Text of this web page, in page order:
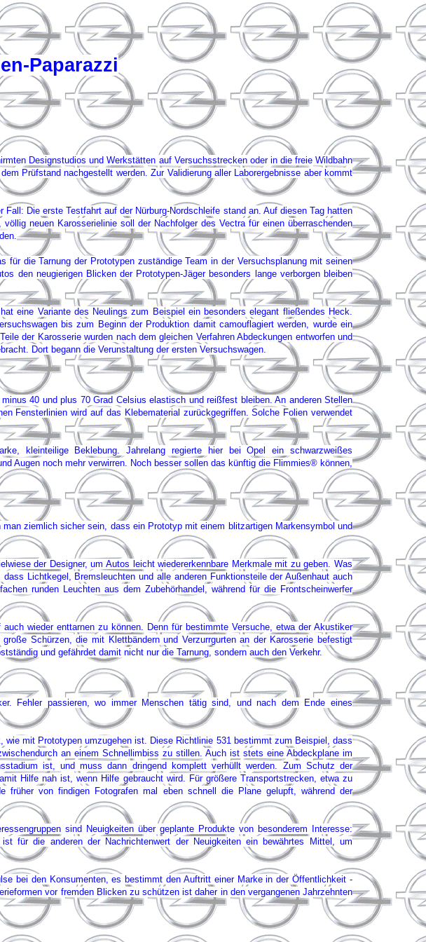
Paparazzi
Designstudios und Werkstätten auf Versuchsstrecken oder in die freie Wildbahn
Prüfstand nachgestellt werden. Zur Validierung aller Laborergebnisse aber kommt
Die erste Testfahrt auf der Nürburg-Nordschleife stand an. Auf diesen Tag hatten
neuen Karosserielinie soll der Nachfolger des Vectra für einen überraschenden
die Tarnung der Prototypen zuständige Team in der Versuchsplanung mit seinen
den neugierigen Blicken der Prototypen-Jäger besonders lange verborgen bleiben
eine Variante des Neulings zum Beispiel ein besonders elegant fließendes Heck.
bis zum Beginn der Produktion damit camouflagiert werden, wurde ein
der Karosserie wurden nach dem gleichen Verfahren Abdeckungen entworfen und
Dort begann die Verunstaltung der ersten Versuchswagen.
40 und plus 70 Grad Celsius elastisch und reißfest bleiben. An anderen Stellen
Fensterlinien wird auf das Klebematerial zurückgegriffen. Solche Folien verwendet
kleinteilige Beklebung. Jahrelang regierte hier bei Opel ein schwarzweißes
Augen noch mehr verwirren. Noch besser sollen das künftig die Flimmies® können,
ziemlich sicher sein, dass ein Prototyp mit einem blitzartigen Markensymbol und
der Designer, um Autos leicht wiedererkennbare Merkmale mit zu geben. Was
Lichtkegel, Bremsleuchten und alle anderen Funktionsteile der Außenhaut auch
runden Leuchten aus dem Zubehörhandel, während für die Frontscheinwerfer
wieder enttarnen zu können. Denn für bestimmte Versuche, etwa der Akustiker
Schürzen, die mit Klettbändern und Verzurrgurten an der Karosserie befestigt
und gefährdet damit nicht nur die Tarnung, sondern auch den Verkehr.
Fehler passieren, wo immer Menschen tätig sind, und nach dem Ende eines
mit Prototypen umzugehen ist. Diese Richtlinie 531 bestimmt zum Beispiel, dass
an einem Schnellimbiss zu stillen. Auch ist stets eine Abdeckplane im
ist, und muss dann dringend komplett verhüllt werden. Zum Schutz der
Hilfe nah ist, wenn Hilfe gebraucht wird. Für größere Transportstrecken, etwa zu
früher von findigen Fotografen mal eben schnell die Plane gelupft, während der
sind Neuigkeiten über geplante Produkte von besonderem Interesse:
für die anderen der Nachrichtenwert der Neuigkeiten ein bewährtes Mittel, um
bei den Konsumenten, es bestimmt den Auftritt einer Marke in der Öffentlichkeit -
vor fremden Blicken zu schützen ist daher in den vergangenen Jahrzehnten